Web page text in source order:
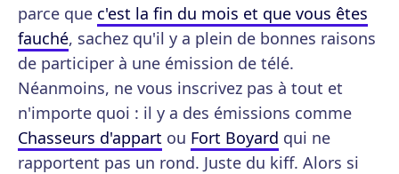
parce que c'est la fin du mois et que vous êtes
fauché, sachez qu'il y a plein de bonnes raisons
de participer à une émission de télé.
Néanmoins, ne vous inscrivez pas à tout et
n'importe quoi : il y a des émissions comme
Chasseurs d'appart ou Fort Boyard qui ne
rapportent pas un rond. Juste du kiff. Alors si